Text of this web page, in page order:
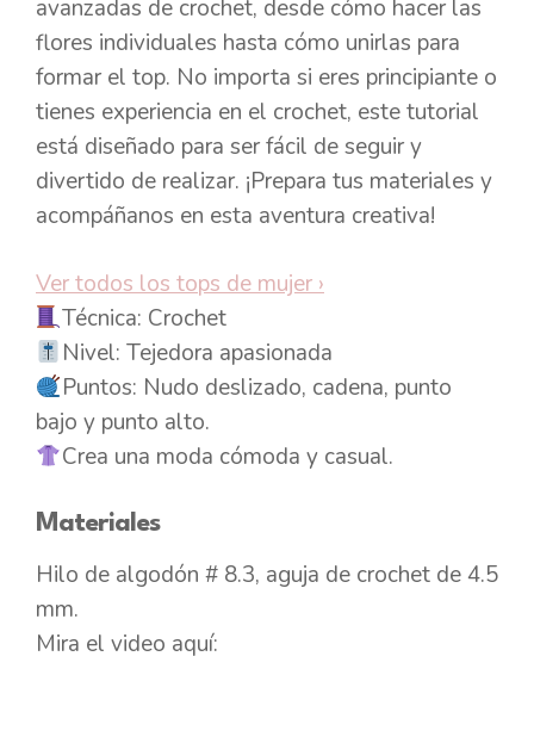
avanzadas de crochet, desde cómo hacer las
flores individuales hasta cómo unirlas para
formar el top. No importa si eres principiante o
tienes experiencia en el crochet, este tutorial
está diseñado para ser fácil de seguir y
divertido de realizar. ¡Prepara tus materiales y
acompáñanos en esta aventura creativa!
Ver todos los tops de mujer ›
Técnica: Crochet
Nivel: Tejedora apasionada
Puntos: Nudo deslizado, cadena, punto
bajo y punto alto.
Crea una moda cómoda y casual.
Materiales
Hilo de algodón # 8.3, aguja de crochet de 4.5
mm.
Mira el video aquí: